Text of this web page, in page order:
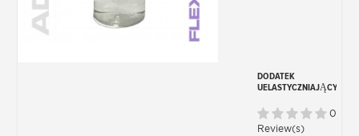
DODATEK
UELASTYCZNIAJĄCY
0
Review(s)